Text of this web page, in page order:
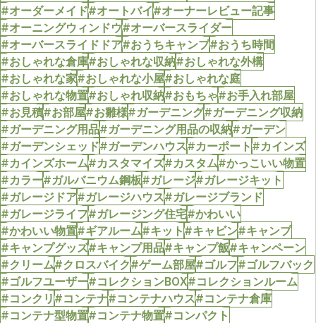
#オーダーメイド#オートバイ#オーナーレビュー記事
#オーニングウィンドウ#オーバースライダー
#オーバースライドドア#おうちキャンプ#おうち時間
#おしゃれな倉庫#おしゃれな収納#おしゃれな外構
#おしゃれな家#おしゃれな小屋#おしゃれな庭
#おしゃれな物置#おしゃれ収納#おもちゃ#お手入れ部屋
#お見積#お部屋#お雛様#ガーデニング#ガーデニング収納
#ガーデニング用品#ガーデニング用品の収納#ガーデン
#ガーデンシェッド#ガーデンハウス#カーポート#カインズ
#カインズホーム#カスタマイズ#カスタム#かっこいい物置
#カラー#ガルバニウム鋼板#ガレージ#ガレージキット
#ガレージドア#ガレージハウス#ガレージブランド
#ガレージライフ#ガレージング住宅#かわいい
#かわいい物置#ギアルーム#キット#キャビン#キャンプ
#キャンプグッズ#キャンプ用品#キャンプ飯#キャンペーン
#クリーム#クロスバイク#ゲーム部屋#ゴルフ#ゴルフバック
#ゴルフユーザー#コレクションBOX#コレクションルーム
#コンクリ#コンテナ#コンテナハウス#コンテナ倉庫
#コンテナ型物置#コンテナ物置#コンパクト